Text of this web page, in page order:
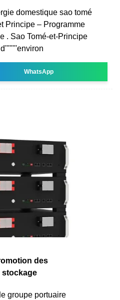
domestique sao tomé
Principe – Programme
. Sao Tomé-et-Principe
WhatsApp
des
stockage
groupe portuaire